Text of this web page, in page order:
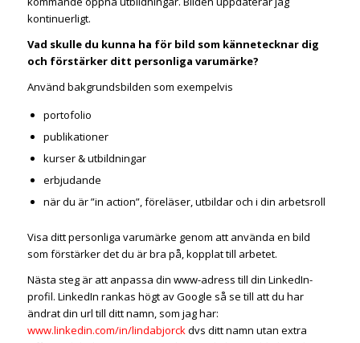
kontinuerligt.
Vad skulle du kunna ha för bild som kännetecknar dig
och förstärker ditt personliga varumärke?
Använd bakgrundsbilden som exempelvis
portofolio
publikationer
kurser & utbildningar
erbjudande
när du är ”in action”, föreläser, utbildar och i din arbetsroll
Visa ditt personliga varumärke genom att använda en bild
som förstärker det du är bra på, kopplat till arbetet.
Nästa steg är att anpassa din www-adress till din LinkedIn-
profil. LinkedIn rankas högt av Google så se till att du har
ändrat din url till ditt namn, som jag har:
www.linkedin.com/in/lindabjorckdvs ditt namn utan extra